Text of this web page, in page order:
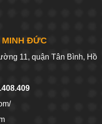
MINH ĐỨC
11, quận Tân Bình, Hồ